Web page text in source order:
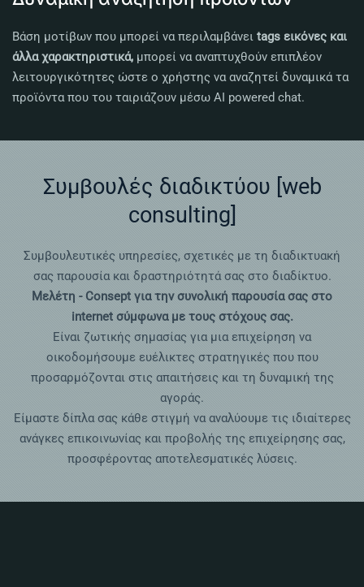
Βάση μοτίβων που μπορεί να περιλαμβάνει tags εικόνες και
άλλα χαρακτηριστικά, μπορεί να αναπτυχθούν επιπλέον
λειτουργικότητες ώστε ο χρήστης να αναζητεί δυναμικά τα
προϊόντα που του ταιριάζουν μέσω AI powered chat.
Συμβουλές διαδικτύου [web
consulting]
Συμβουλευτικές υπηρεσίες, σχετικές με τη διαδικτυακή
σας παρουσία και δραστηριότητά σας στο διαδίκτυο.
Μελέτη - Consept για την συνολική παρουσία σας στο
internet σύμφωνα με τους στόχους σας.
Είναι ζωτικής σημασίας για μια επιχείρηση να
οικοδομήσουμε ευέλικτες στρατηγικές που που
προσαρμόζονται στις απαιτήσεις και τη δυναμική της
αγοράς.
Είμαστε δίπλα σας κάθε στιγμή να αναλύουμε τις ιδιαίτερες
ανάγκες επικοινωνίας και προβολής της επιχείρησης σας,
προσφέροντας αποτελεσματικές λύσεις.